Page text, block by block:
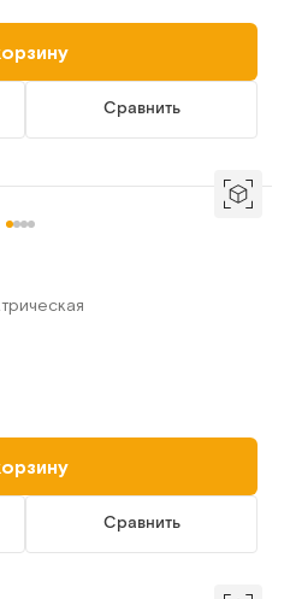
Сравнить
Сравнить